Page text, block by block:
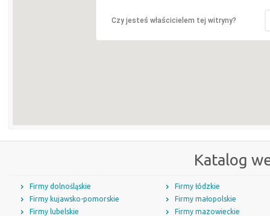
Czy jesteś właścicielem tej witryny?
Katalog
Firmy dolnośląskie
Firmy kujawsko-pomorskie
Firmy lubelskie
Firmy łódzkie
Firmy małopolskie
Firmy mazowieckie